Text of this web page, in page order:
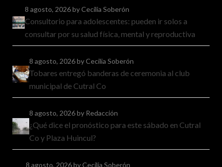
8 agosto, 2026by Cecilia Soberón
Consultorio para adolescentes: pueden ir solos a
consultar por su salud física, mental y reproductiva
8 agosto, 2026by Cecilia Soberón
Tobares entregó banderas de ceremonia al club
municipal de Cutral Co
8 agosto, 2026by Redacción
¿Qué dice el pronóstico para este sábado en Cutral
Co y Plaza Huincul?
8 agosto, 2026by Cecilia Soberón